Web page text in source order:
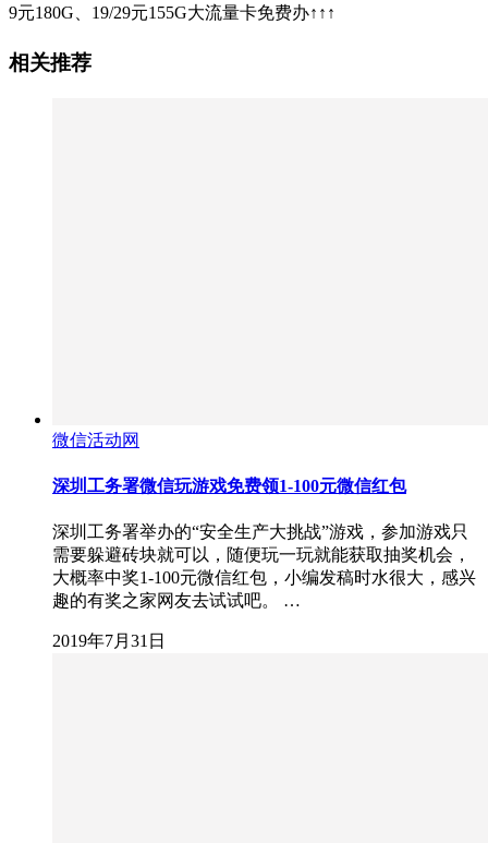
9元180G、19/29元155G大流量卡免费办↑↑↑
相关推荐
微信活动网
深圳工务署微信玩游戏免费领1-100元微信红包
深圳工务署举办的“安全生产大挑战”游戏，参加游戏只
需要躲避砖块就可以，随便玩一玩就能获取抽奖机会，
大概率中奖1-100元微信红包，小编发稿时水很大，感兴
趣的有奖之家网友去试试吧。 …
2019年7月31日